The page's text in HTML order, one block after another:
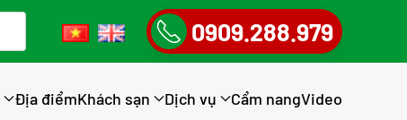
0909.288.979
Địa điểmKhách sạn Dịch vụ Cẩm nangVideo